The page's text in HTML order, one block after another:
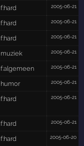
f:hard 2005-06-21
f:hard 2005-06-21
f:hard 2005-06-21
muziek 2005-06-21
f:algemeen 2005-06-21
humor 2005-06-21
f:hard 2005-06-21
f:hard 2005-06-21
f:hard 2005-06-20